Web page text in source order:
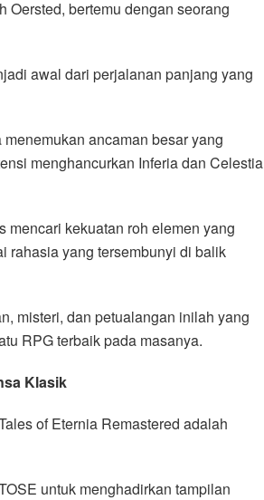
Oersted, bertemu dengan seorang
awal dari perjalanan panjang yang
ancaman besar yang
menghancurkan Inferia dan Celestia
mencari kekuatan roh elemen yang
rahasia yang tersembunyi di balik
misteri, dan petualangan inilah yang
RPG terbaik pada masanya.
Klasik
of Eternia Remastered adalah
untuk menghadirkan tampilan